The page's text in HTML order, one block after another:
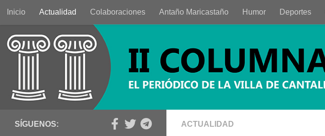
Saltar al contenido
Inicio Actualidad Colaboraciones Antaño Maricastaño Humor Deportes
ACTUALIDAD
SÍGUENOS: